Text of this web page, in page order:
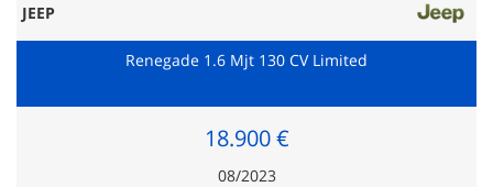
JEEP
Renegade 1.6 Mjt 130 CV Limited
18.900 €
08/2023